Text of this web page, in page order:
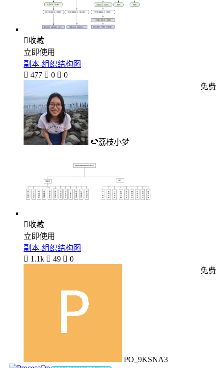
收藏
立即使用
副本-组织结构图
 477  0  0
🍉荔枝小梦
免费
收藏
立即使用
副本-组织结构图
 1.1k  49  0
PO_9KSNA3
免费